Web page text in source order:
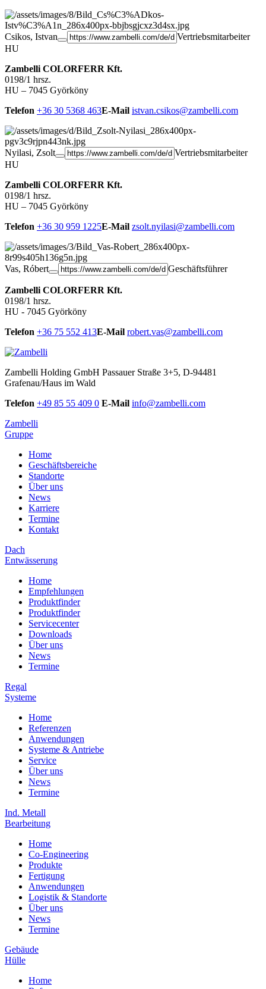
Csikos, Istvan
Vertriebsmitarbeiter
HU
Zambelli COLORFERR Kft.
0198/1 hrsz.
HU – 7045 Györköny
Telefon +36 30 5368 463E-Mail istvan.csikos@zambelli.com
Nyilasi, Zsolt
Vertriebsmitarbeiter
HU
Zambelli COLORFERR Kft.
0198/1 hrsz.
HU – 7045 Györköny
Telefon +36 30 959 1225E-Mail zsolt.nyilasi@zambelli.com
Vas, Róbert Geschäftsführer
Zambelli COLORFERR Kft.
0198/1 hrsz.
HU - 7045 Györköny
Telefon +36 75 552 413E-Mail robert.vas@zambelli.com
Zambelli Holding GmbH Passauer Straße 3+5, D-94481
Grafenau/Haus im Wald
Telefon +49 85 55 409 0 E-Mail info@zambelli.com
Zambelli
Gruppe
Home
Geschäftsbereiche
Standorte
Über uns
News
Karriere
Termine
Kontakt
Dach
Entwässerung
Home
Empfehlungen
Produktfinder
Produktfinder
Servicecenter
Downloads
Über uns
News
Termine
Regal
Systeme
Home
Referenzen
Anwendungen
Systeme & Antriebe
Service
Über uns
News
Termine
Ind. Metall
Bearbeitung
Home
Co-Engineering
Produkte
Fertigung
Anwendungen
Logistik & Standorte
Über uns
News
Termine
Gebäude
Hülle
Home